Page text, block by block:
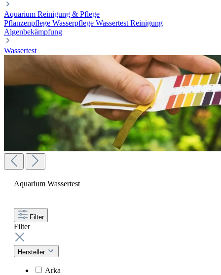
Aquarium Reinigung & Pflege
Pflanzenpflege Wasserpflege Wassertest Reinigung
Algenbekämpfung
Wassertest
Aquarium Wassertest
Filter
Filter
Hersteller
Arka